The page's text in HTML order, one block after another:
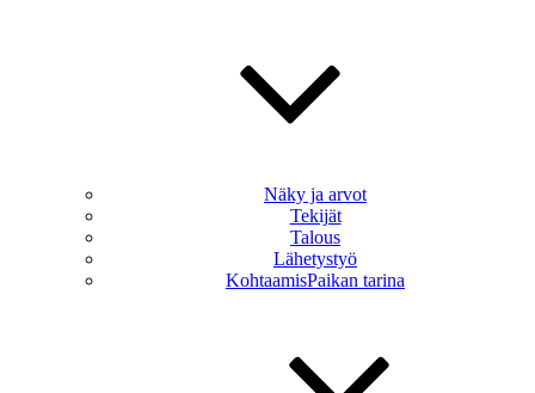
Näky ja arvot
Tekijät
Talous
Lähetystyö
KohtaamisPaikan tarina